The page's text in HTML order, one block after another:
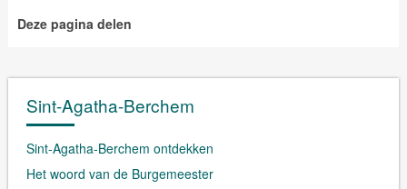
Deze pagina delen
Sint-Agatha-Berchem
Sint-Agatha-Berchem ontdekken
Het woord van de Burgemeester